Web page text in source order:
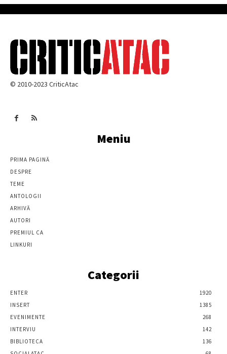
© 2010-2023 CriticAtac
Meniu
PRIMA PAGINĂ
DESPRE
TEME
ANTOLOGII
ARHIVĂ
AUTORI
PREMIUL CA
LINKURI
Categorii
ENTER
1920
INSERT
1385
EVENIMENTE
268
INTERVIU
142
BIBLIOTECA
136